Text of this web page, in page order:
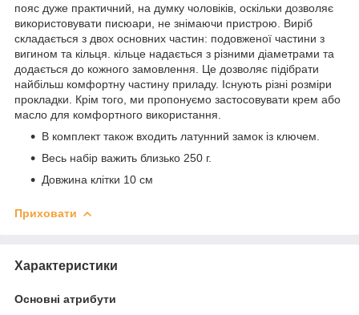
пояс дуже практичний, на думку чоловіків, оскільки дозволяє
використовувати писюари, не знімаючи пристрою. Виріб
складається з двох основних частин: подовженої частини з
вигином та кільця. кільце надається з різними діаметрами та
додається до кожного замовлення. Це дозволяє підібрати
найбільш комфортну частину приладу. Існують різні розміри
прокладки. Крім того, ми пропонуємо застосовувати крем або
масло для комфортного використання.
В комплект також входить латунний замок із ключем.
Весь набір важить близько 250 г.
Довжина клітки 10 см
Приховати
Характеристики
Основні атрибути